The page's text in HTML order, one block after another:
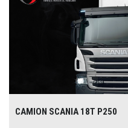
CAMION SCANIA 18T P250